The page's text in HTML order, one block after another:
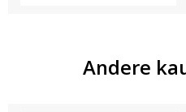
Andere